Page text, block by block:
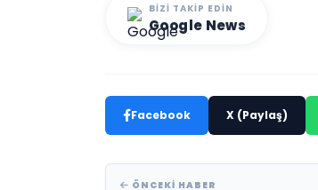
BIZI TAKIP EDIN
Google News
Facebook X (Paylaş)
ÖNCEKI HABER